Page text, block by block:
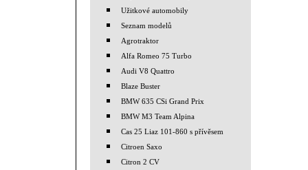
Užitkové automobily
Seznam modelů
Agrotraktor
Alfa Romeo 75 Turbo
Audi V8 Quattro
Blaze Buster
BMW 635 CSi Grand Prix
BMW M3 Team Alpina
Cas 25 Liaz 101-860 s přívěsem
Citroen Saxo
Citron 2 CV